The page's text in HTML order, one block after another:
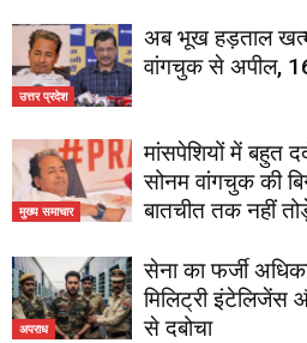
उत्तर प्रदेश
अब भूख हड़ताल
वांगचुक से अपील,
मुख्य समाचार
मांसपेशियों में बहुत
सोनम वांगचुक की
बातचीत तक नहीं
अपराध
सेना का फर्जी
मिलिट्री
से दबोचा